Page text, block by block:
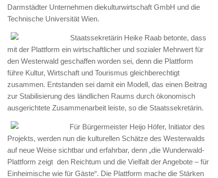
Darmstädter Unternehmen diekulturwirtschaft GmbH und die
Technische Universität Wien.
Staatssekretärin Heike Raab betonte, dass
mit der Plattform ein wirtschaftlicher und sozialer Mehrwert für
den Westerwald geschaffen worden sei, denn die Plattform
führe Kultur, Wirtschaft und Tourismus gleichberechtigt
zusammen. Entstanden sei damit ein Modell, das einen Beitrag
zur Stabilisierung des ländlichen Raums durch ökonomisch
ausgerichtete Zusammenarbeit leiste, so die Staatssekretärin.
Für Bürgermeister Heijo Höfer, Initiator des
Projekts, werden nun die kulturellen Schätze des Westerwalds
auf neue Weise sichtbar und erfahrbar, denn „die Wunderwald-
Plattform zeigt den Reichtum und die Vielfalt der Angebote – für
Einheimische wie für Gäste“. Die Plattform mache die Stärken